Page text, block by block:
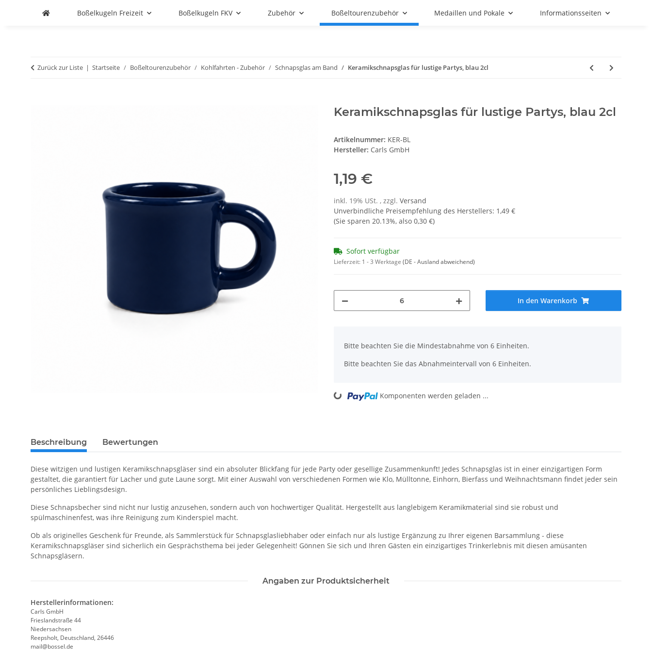
Boßelkugeln Freizeit Boßelkugeln FKV Zubehör Boßeltourenzubehör Medaillen und Pokale Informationsseiten
Zurück zur Liste Startseite Boßeltourenzubehör Kohlfahrten - Zubehör Schnapsglas am Band Keramikschnapsglas für lustige Partys, blau 2cl
Keramikschnapsglas für lustige Partys, blau 2cl
Artikelnummer: KER-BL
Hersteller: Carls GmbH
1,19 €
inkl. 19% USt. , zzgl. Versand
Unverbindliche Preisempfehlung des Herstellers: 1,49 €
(Sie sparen 20.13%, also 0,30 €)
Sofort verfügbar
Lieferzeit: 1 - 3 Werktage (DE - Ausland abweichend)
In den Warenkorb
Bitte beachten Sie die Mindestabnahme von 6 Einheiten.
Bitte beachten Sie das Abnahmeintervall von 6 Einheiten.
Loading... Komponenten werden geladen ...
Beschreibung Bewertungen
Diese witzigen und lustigen Keramikschnapsgläser sind ein absoluter Blickfang für jede Party oder gesellige Zusammenkunft! Jedes Schnapsglas ist in einer einzigartigen Form
gestaltet, die garantiert für Lacher und gute Laune sorgt. Mit einer Auswahl von verschiedenen Formen wie Klo, Mülltonne, Einhorn, Bierfass und Weihnachtsmann findet jeder sein
persönliches Lieblingsdesign.
Diese Schnapsbecher sind nicht nur lustig anzusehen, sondern auch von hochwertiger Qualität. Hergestellt aus langlebigem Keramikmaterial sind sie robust und
spülmaschinenfest, was ihre Reinigung zum Kinderspiel macht.
Ob als originelles Geschenk für Freunde, als Sammlerstück für Schnapsglasliebhaber oder einfach nur als lustige Ergänzung zu Ihrer eigenen Barsammlung - diese
Keramikschnapsgläser sind sicherlich ein Gesprächsthema bei jeder Gelegenheit! Gönnen Sie sich und Ihren Gästen ein einzigartiges Trinkerlebnis mit diesen amüsanten
Schnapsgläsern.
Angaben zur Produktsicherheit
Herstellerinformationen:
Carls GmbH
Frieslandstraße 44
Niedersachsen
Reepsholt, Deutschland, 26446
mail@bossel.de